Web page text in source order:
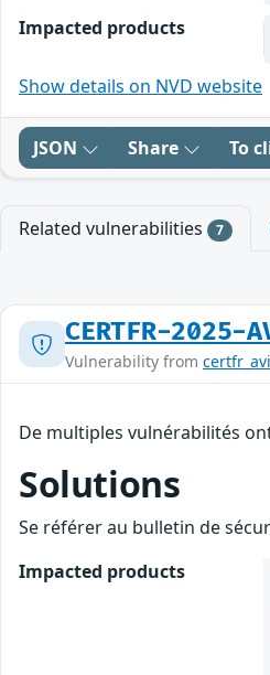
Impacted products
Show details on NVD website
JSON Share To
Related vulnerabilities 7
CERTFR-2025-
Vulnerability from
De multiples vulnérabilités
Solutions
Se référer au bulletin de
Impacted products